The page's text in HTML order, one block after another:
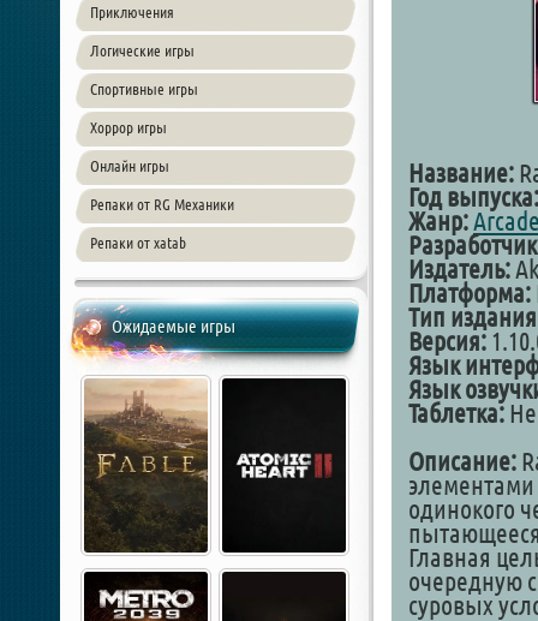
Приключения
Логические игры
Спортивные игры
Хоррор игры
Онлайн игры
Репаки от RG Механики
Репаки от xatab
Ожидаемые игры
Название:
Год выпуска:
Жанр:
Издатель:
Платформа:
Тип
Версия:
Язык
Язык
Таблетка:
Описание:
одинокого
Главная
очередную
суровых